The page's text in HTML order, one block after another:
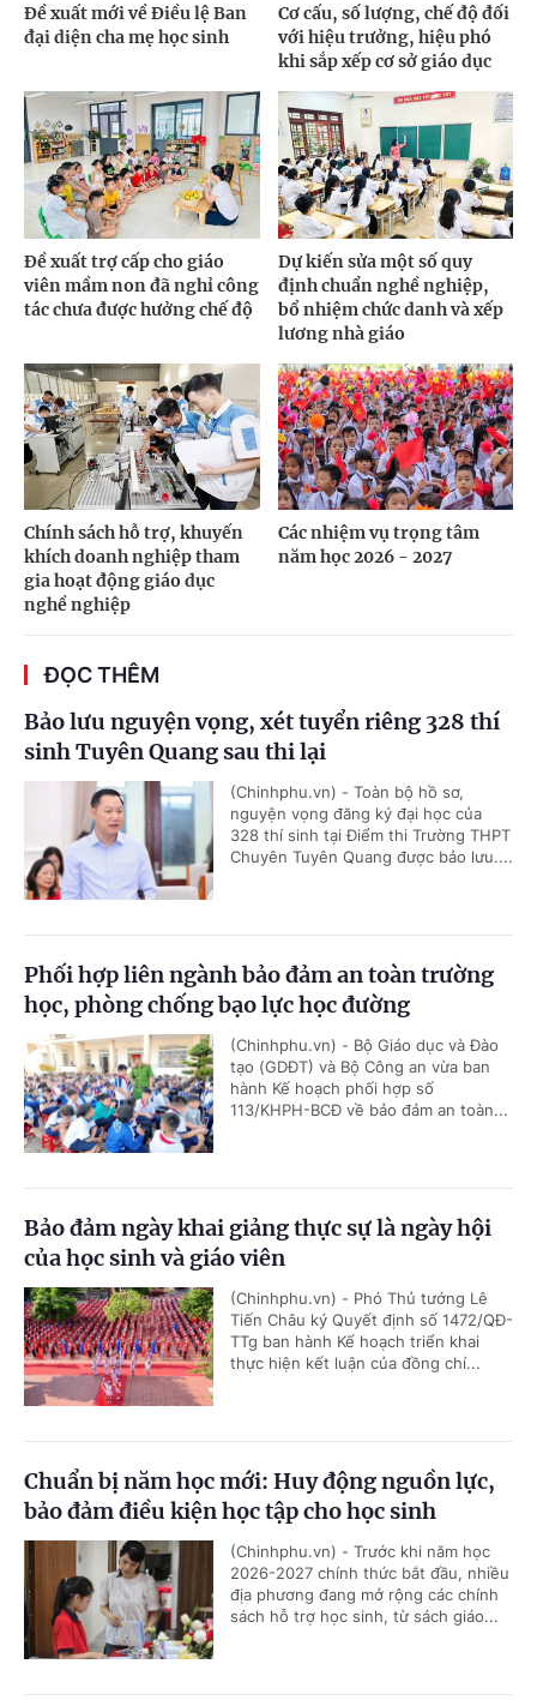
Đề xuất mới về Điều lệ Ban
đại diện cha mẹ học sinh
Cơ cấu, số lượng, chế độ đối
với hiệu trưởng, hiệu phó
khi sắp xếp cơ sở giáo dục
Đề xuất trợ cấp cho giáo
viên mầm non đã nghỉ công
tác chưa được hưởng chế độ
Dự kiến sửa một số quy
định chuẩn nghề nghiệp,
bổ nhiệm chức danh và xếp
lương nhà giáo
Chính sách hỗ trợ, khuyến
khích doanh nghiệp tham
gia hoạt động giáo dục
nghề nghiệp
Các nhiệm vụ trọng tâm
năm học 2026 - 2027
ĐỌC THÊM
Bảo lưu nguyện vọng, xét tuyển riêng 328 thí
sinh Tuyên Quang sau thi lại
(Chinhphu.vn) - Toàn bộ hồ sơ,
nguyện vọng đăng ký đại học của
328 thí sinh tại Điểm thi Trường THPT
Chuyên Tuyên Quang được bảo lưu....
Phối hợp liên ngành bảo đảm an toàn trường
học, phòng chống bạo lực học đường
(Chinhphu.vn) - Bộ Giáo dục và Đào
tạo (GDĐT) và Bộ Công an vừa ban
hành Kế hoạch phối hợp số
113/KHPH-BCĐ về bảo đảm an toàn...
Bảo đảm ngày khai giảng thực sự là ngày hội
của học sinh và giáo viên
(Chinhphu.vn) - Phó Thủ tướng Lê
Tiến Châu ký Quyết định số 1472/QĐ-
TTg ban hành Kế hoạch triển khai
thực hiện kết luận của đồng chí...
Chuẩn bị năm học mới: Huy động nguồn lực,
bảo đảm điều kiện học tập cho học sinh
(Chinhphu.vn) - Trước khi năm học
2026-2027 chính thức bắt đầu, nhiều
địa phương đang mở rộng các chính
sách hỗ trợ học sinh, từ sách giáo...